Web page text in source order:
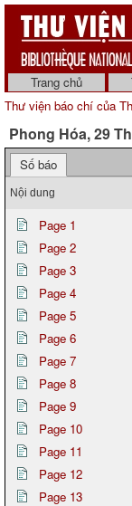
Trang chủ
Thư viện báo chí của
Phong Hóa, 29
Số báo
Nội dung
Page 1
Page 2
Page 3
Page 4
Page 5
Page 6
Page 7
Page 8
Page 9
Page 10
Page 11
Page 12
Page 13